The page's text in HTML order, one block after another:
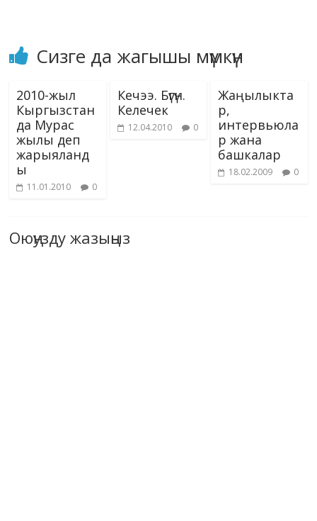
Сизге да жагышы мүмкүн
2010-жыл
Кыргызстан
да Мурас
жылы деп
жарыяланд
ы
11.01.2010 0
Кечээ. Бүгүн.
Келечек
12.04.2010 0
Жаңылыкта
р,
интервьюла
р жана
башкалар
18.02.2009 0
Оюңузду жазыңыз